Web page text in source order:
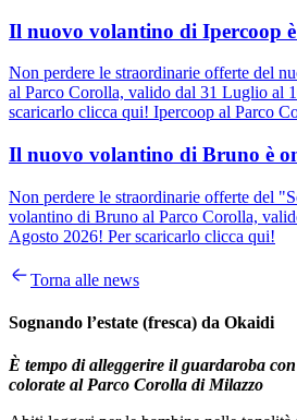
Il nuovo volantino di Ipercoop
Non perdere le straordinarie offerte del
al Parco Corolla, valido dal 31 Luglio al
scaricarlo clicca qui! Ipercoop al Parco
Il nuovo volantino di Bruno è
Non perdere le straordinarie offerte del
volantino di Bruno al Parco Corolla,
Agosto 2026! Per scaricarlo clicca qui!
Torna alle news
Sognando l’estate (fresca) da Okaidi
È tempo di alleggerire il guardaroba
colorate al Parco Corolla di Milazzo